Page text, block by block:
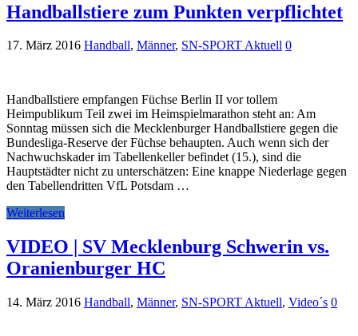
Handballstiere zum Punkten verpflichtet
17. März 2016 Handball, Männer, SN-SPORT Aktuell 0
Handballstiere empfangen Füchse Berlin II vor tollem
Heimpublikum Teil zwei im Heimspielmarathon steht an: Am
Sonntag müssen sich die Mecklenburger Handballstiere gegen die
Bundesliga-Reserve der Füchse behaupten. Auch wenn sich der
Nachwuchskader im Tabellenkeller befindet (15.), sind die
Hauptstädter nicht zu unterschätzen: Eine knappe Niederlage gegen
den Tabellendritten VfL Potsdam …
Weiterlesen
VIDEO | SV Mecklenburg Schwerin vs.
Oranienburger HC
14. März 2016 Handball, Männer, SN-SPORT Aktuell, Video´s 0